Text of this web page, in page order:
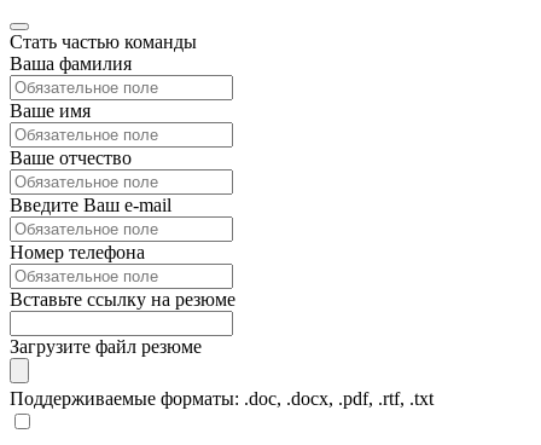
Стать частью команды
Ваша фамилия
Ваше имя
Ваше отчество
Введите Ваш e-mail
Номер телефона
Вставьте ссылку на резюме
Загрузите файл резюме
Поддерживаемые форматы: .doc, .docx, .pdf, .rtf, .txt